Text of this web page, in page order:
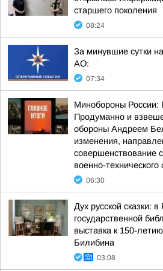
старшего поколения
08:24
За минувшие сутки
АО:
07:34
Минобороны России:
Продуманно и
обороны Андреем
изменения,
совершенствование
военно-
06:30
Дух русской сказки: в
государственной
выставка к 150-
Билибина
03:08